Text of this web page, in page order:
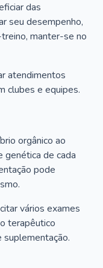
das
seu desempenho,
manter-se no
atendimentos
clubes e equipes.
orgânico ao
genética de cada
pode
vários exames
terapêutico